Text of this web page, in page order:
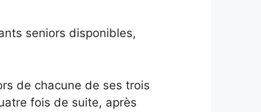
seniors disponibles,
de chacune de ses trois
fois de suite, après